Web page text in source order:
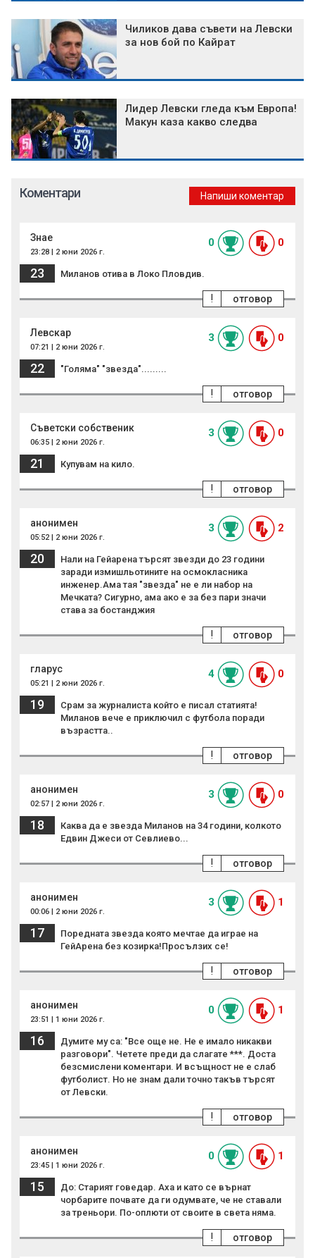
Чиликов дава съвети на Левски
за нов бой по Кайрат
Лидер Левски гледа към Европа!
Макун каза какво следва
Коментари Напиши коментар
Знае
23:28 | 2 юни 2026 г.
0 0
23 Миланов отива в Локо Пловдив.
отговор
!
Левскар
07:21 | 2 юни 2026 г.
3 0
22 "Голяма" "звезда".........
отговор
!
Съветски собственик
06:35 | 2 юни 2026 г.
3 0
21 Купувам на кило.
отговор
!
анонимен
05:52 | 2 юни 2026 г.
3 2
20
Нали на Гейарена търсят звезди до 23 години
заради измишльотините на осмокласника
инженер.Ама тая "звезда" не е ли набор на
Мечката? Сигурно, ама ако е за без пари значи
става за бостанджия
отговор
!
гларус
05:21 | 2 юни 2026 г.
4 0
19
Срам за журналиста който е писал статията!
Миланов вече е приключил с футбола поради
възрастта..
отговор
!
анонимен
02:57 | 2 юни 2026 г.
3 0
18
Каква да е звезда Миланов на 34 години, колкото
Едвин Джеси от Севлиево...
отговор
!
анонимен
00:06 | 2 юни 2026 г.
3 1
17
Поредната звезда която мечтае да играе на
ГейАрена без козирка!Просълзих се!
отговор
!
анонимен
23:51 | 1 юни 2026 г.
0 1
16
Думите му са: "Все още не. Не е имало никакви
разговори". Четете преди да слагате ***. Доста
безсмислени коментари. И всъщност не е слаб
футболист. Но не знам дали точно такъв търсят
от Левски.
отговор
!
анонимен
23:45 | 1 юни 2026 г.
0 1
15
До: Старият говедар. Аха и като се върнат
чорбарите почвате да ги одумвате, че не ставали
за треньори. По-оплюти от своите в света няма.
отговор
!